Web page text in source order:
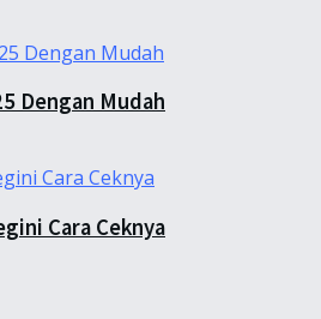
Dengan Mudah
Cara Ceknya